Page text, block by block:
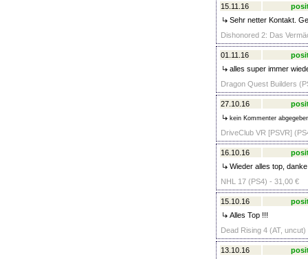
15.11.16
Sehr netter Kontakt.
Dishonored 2: Das
01.11.16
alles super immer
Dragon Quest Builders
27.10.16
kein Kommenter
DriveClub VR [PSVR]
16.10.16
Wieder alles top,
NHL 17 (PS4) - 31,00 €
15.10.16
Alles Top !!!
Dead Rising 4 (AT,
13.10.16